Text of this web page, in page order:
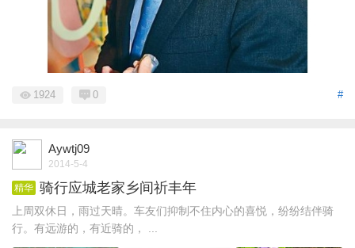
#
1924 0
Aywtj09
2014-5-4
精华 骑行应城老家乡间祈丰年
上周双休日，雨过天晴。车友们抑制不住内心的喜悦，纷纷结伴骑
行。有远游的，有近骑的， ...